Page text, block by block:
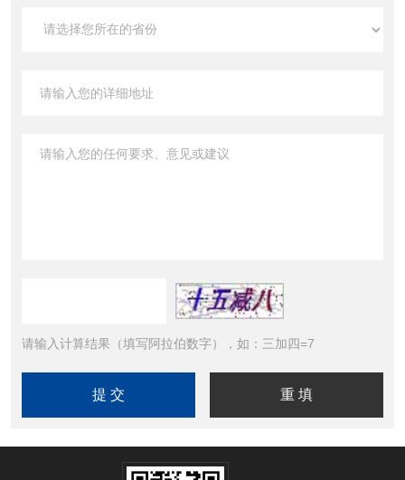
请输入计算结果（填写阿拉伯数字），如：三加四=7